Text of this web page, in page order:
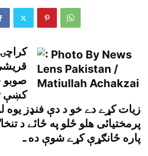
صوبو
کښې
زيات کړے دے خو د دې فنډز يوه
پرمختيائى هلو ځلو په ځائے د
پاره ځانګړې کړے شوې ده ـ